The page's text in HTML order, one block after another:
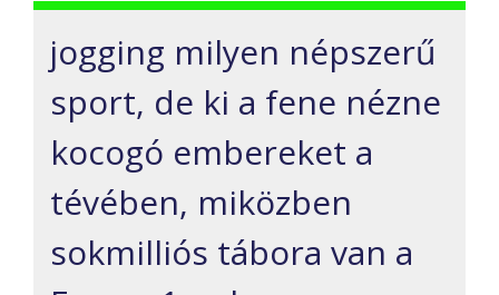
jogging milyen népszerű
sport, de ki a fene nézne
kocogó embereket a
tévében, miközben
sokmilliós tábora van a